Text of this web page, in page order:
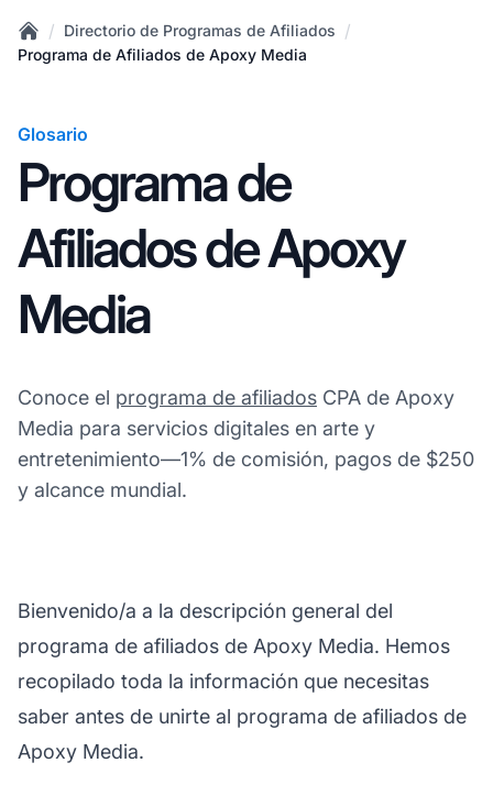
Home
/ Directorio de Programas de Afiliados /
Programa de Afiliados de Apoxy Media
Glosario
Programa de
Afiliados de Apoxy
Media
Conoce el programa de afiliados CPA de Apoxy
Media para servicios digitales en arte y
entretenimiento—1% de comisión, pagos de $250
y alcance mundial.
Bienvenido/a a la descripción general del
programa de afiliados de Apoxy Media. Hemos
recopilado toda la información que necesitas
saber antes de unirte al programa de afiliados de
Apoxy Media.